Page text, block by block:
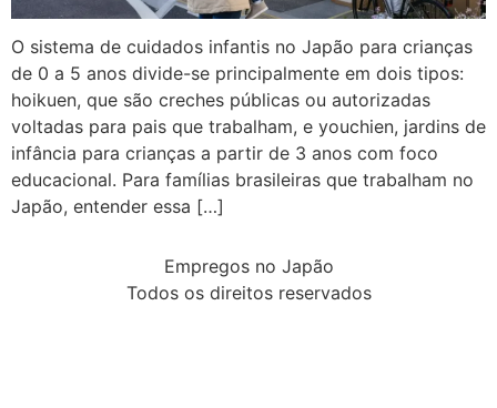
O sistema de cuidados infantis no Japão para crianças
de 0 a 5 anos divide-se principalmente em dois tipos:
hoikuen, que são creches públicas ou autorizadas
voltadas para pais que trabalham, e youchien, jardins de
infância para crianças a partir de 3 anos com foco
educacional. Para famílias brasileiras que trabalham no
Japão, entender essa […]
Empregos no Japão
Todos os direitos reservados